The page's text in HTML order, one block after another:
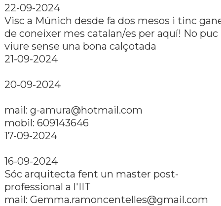
22-09-2024
Visc a Múnich desde fa dos mesos i tinc
de coneixer mes catalan/es per aquí­! No puc
viure sense una bona calçotada
21-09-2024
20-09-2024
mail: g-amura@hotmail.com
mobil: 609143646
17-09-2024
16-09-2024
Sóc arquitecta fent un master post-
professional a l'IIT
mail: Gemma.ramoncentelles@gmail.com